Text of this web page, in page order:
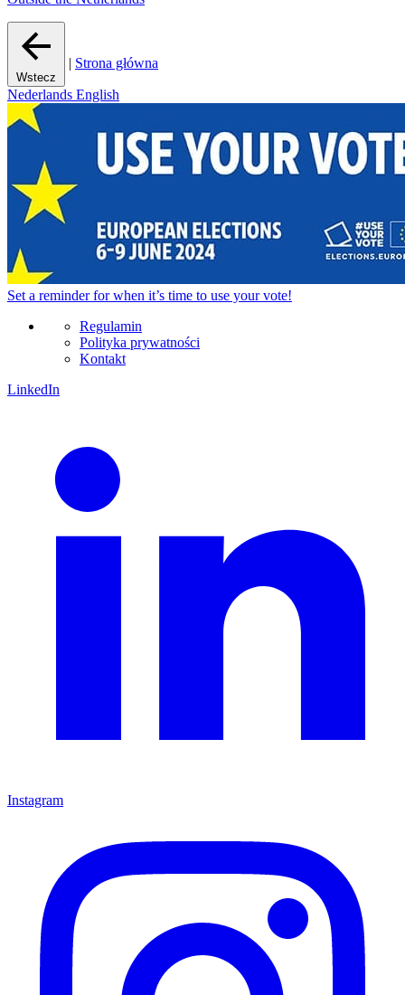
Wstecz
| Strona główna
Nederlands English
Set a reminderfor when it’s time to use your vote!
Regulamin
Polityka prywatności
Kontakt
LinkedIn
Instagram